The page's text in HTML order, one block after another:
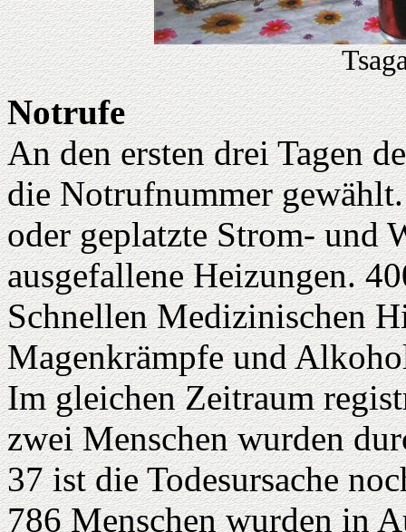
Notrufe
An den ersten drei Tagen
die Notrufnummer
oder geplatzte Strom- und
ausgefallene Heizungen.
Schnellen Medizinischen
Magenkrämpfe und
Im gleichen Zeitraum
zwei Menschen wurden
37 ist die Todesursache
786 Menschen wurden in